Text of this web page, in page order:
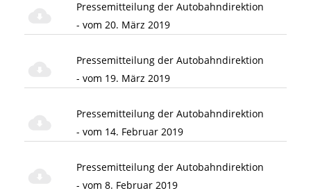
Pressemitteilung der Autobahndirektion
- vom 20. März 2019
Pressemitteilung der Autobahndirektion
- vom 19. März 2019
Pressemitteilung der Autobahndirektion
- vom 14. Februar 2019
Pressemitteilung der Autobahndirektion
- vom 8. Februar 2019